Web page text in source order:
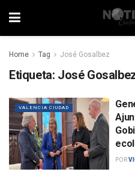
Home Tag José Gosalbez
Etiqueta: José
VALENCIA CIUDAD
POR